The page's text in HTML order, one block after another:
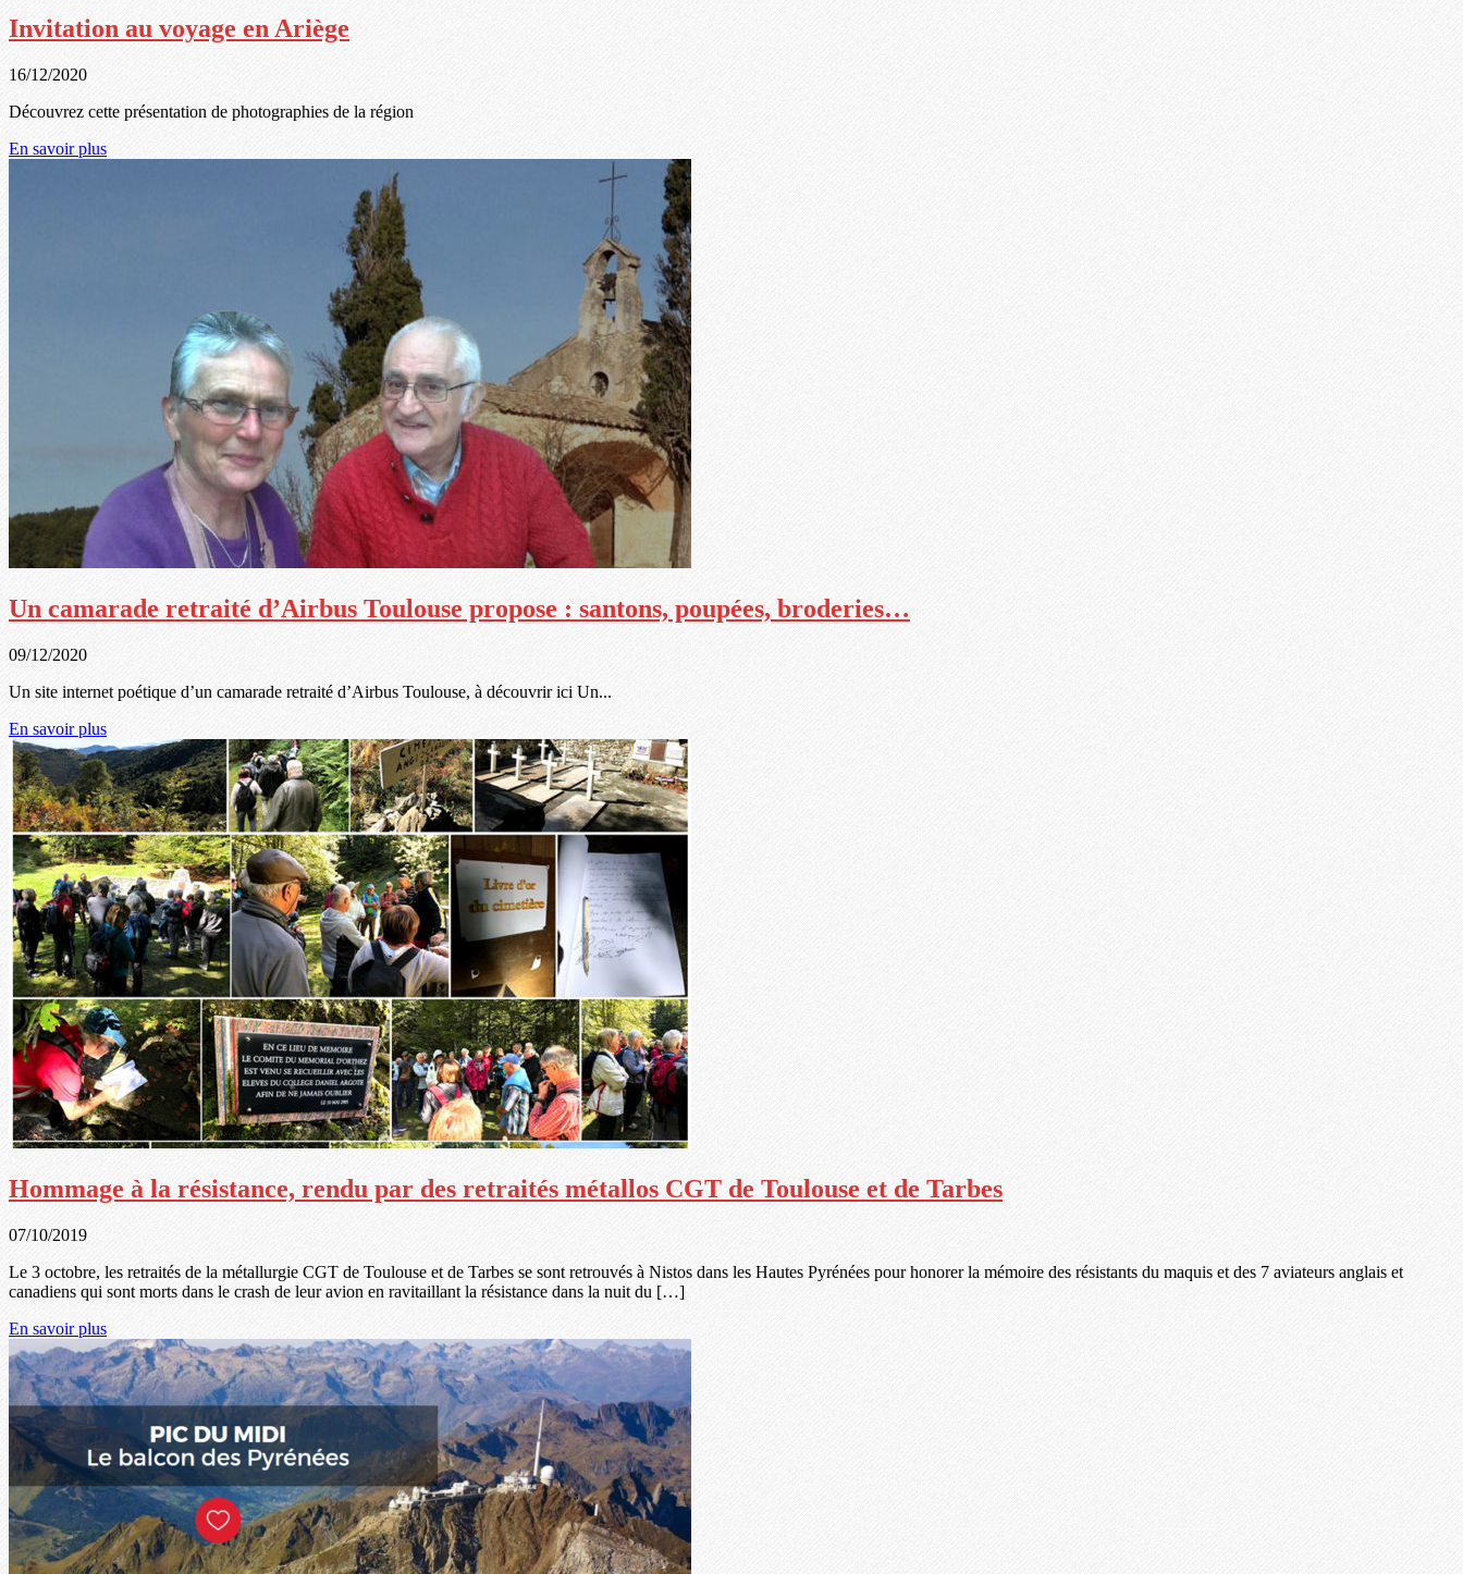
Invitation au voyage en Ariège
16/12/2020
Découvrez cette présentation de photographies de la région
En savoir plus
Un camarade retraité d’Airbus Toulouse propose : santons, poupées, broderies…
09/12/2020
Un site internet poétique d’un camarade retraité d’Airbus Toulouse, à découvrir ici Un...
En savoir plus
Hommage à la résistance, rendu par des retraités métallos CGT de Toulouse et de Tarbes
07/10/2019
Le 3 octobre, les retraités de la métallurgie CGT de Toulouse et de Tarbes se sont retrouvés à Nistos dans les Hautes Pyrénées pour honorer la mémoire des résistants du maquis et des 7 aviateurs anglais et
canadiens qui sont morts dans le crash de leur avion en ravitaillant la résistance dans la nuit du […]
En savoir plus